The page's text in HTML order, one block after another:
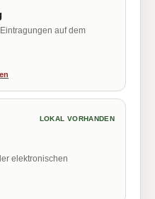
auf dem
LOKAL VORHANDEN
elektronischen